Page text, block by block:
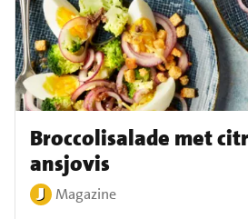
Broccolisalade met
ansjovis
Magazine